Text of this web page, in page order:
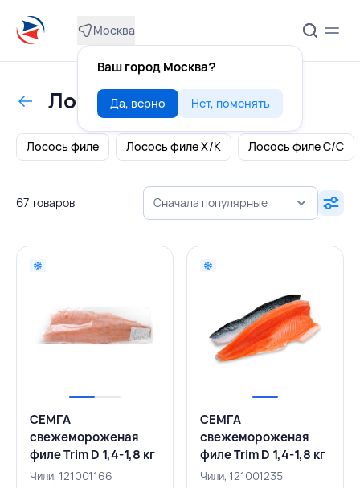
Москва
Ваш город Москва?
Да, верно Нет, поменять
Лосось аквакультура
Лосось филе Лосось филе Х/К Лосось филе С/С
67 товаров Сначала популярные
СЕМГА
свежемороженая
филе Trim D 1,4-1,8 кг
вакуумная упаковка,
Чили, 121001166
СЕМГА
свежемороженая
филе Trim D 1,4-1,8 кг
вакуумная упаковка,
Чили, 121001235